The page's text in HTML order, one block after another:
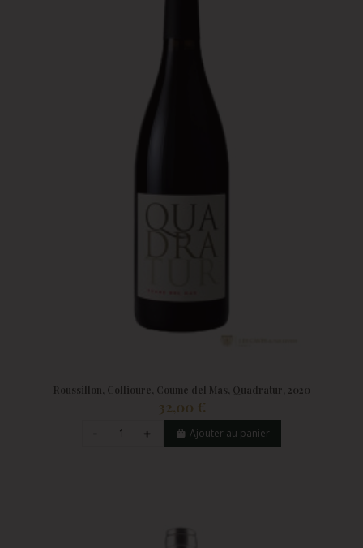
Roussillon, Collioure, Coume del Mas, Quadratur, 2020
32,00 €
Ajouter au panier